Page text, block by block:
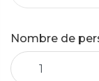
Nombre de